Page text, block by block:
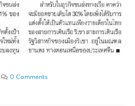
0 Comments